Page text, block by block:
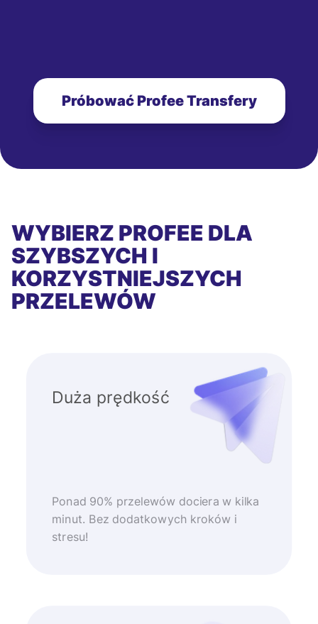
Próbować Profee Transfery
WYBIERZ PROFEE DLA
SZYBSZYCH I
KORZYSTNIEJSZYCH
PRZELEWÓW
Duża prędkość
Ponad 90% przelewów dociera w kilka
minut. Bez dodatkowych kroków i
stresu!